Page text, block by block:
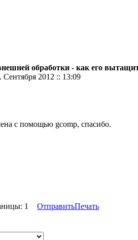
обработки - как его
Сентября 2012 :: 13:09
с помощью gcomp, спасибо.
1 ОтправитьПечать